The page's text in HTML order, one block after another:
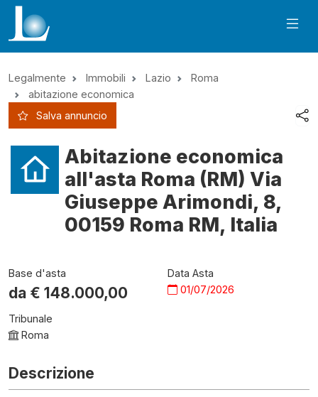
Legalmente Immobili Lazio
Roma
abitazione economica
Salva annuncio
Abitazione economica
all'asta Roma (RM) Via
Giuseppe Arimondi, 8,
00159 Roma RM, Italia
Base d'asta
da € 148.000,00
Data Asta
01/07/2026
Tribunale
Roma
Descrizione